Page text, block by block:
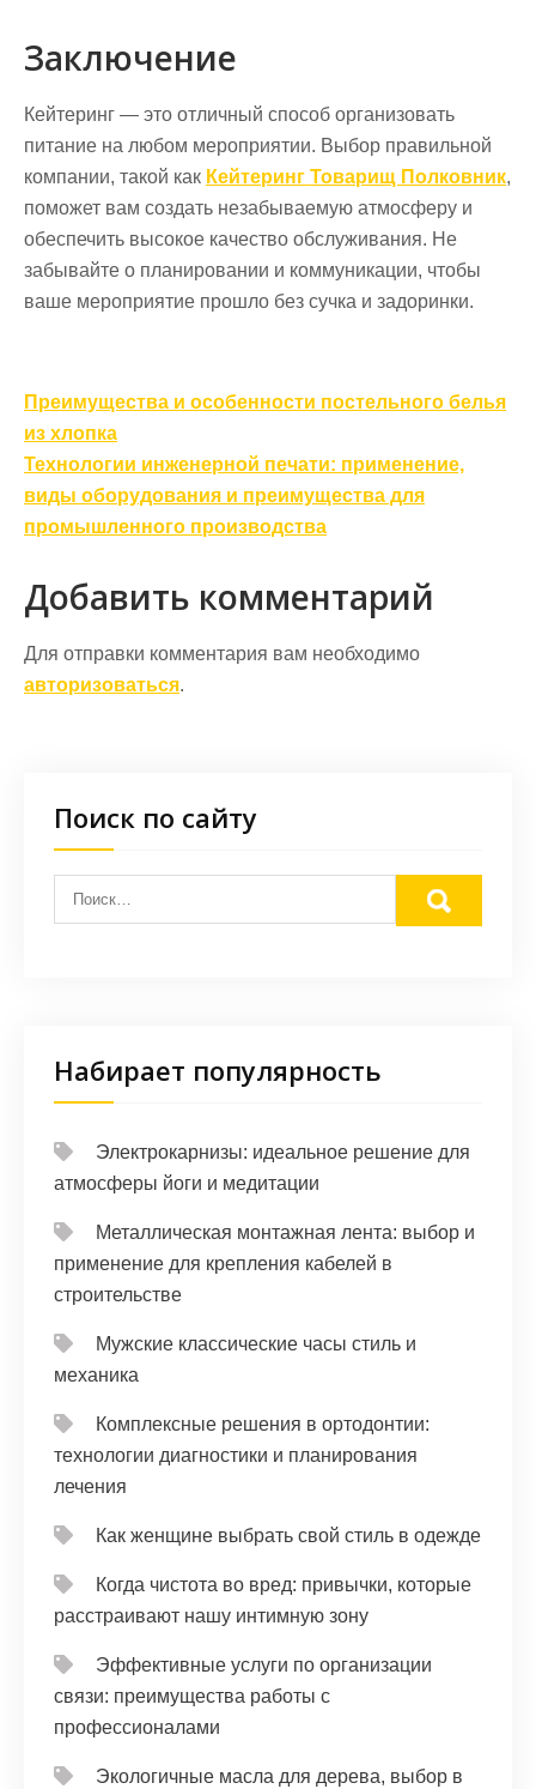
Заключение
Кейтеринг — это отличный способ организовать
питание на любом мероприятии. Выбор правильной
компании, такой как Кейтеринг Товарищ Полковник,
поможет вам создать незабываемую атмосферу и
обеспечить высокое качество обслуживания. Не
забывайте о планировании и коммуникации, чтобы
ваше мероприятие прошло без сучка и задоринки.
Навигация
по
записям
Преимущества и особенности постельного белья
из хлопка
Технологии инженерной печати: применение,
виды оборудования и преимущества для
промышленного производства
Добавить комментарий
Для отправки комментария вам необходимо
авторизоваться.
Поиск по сайту
Набирает популярность
Электрокарнизы: идеальное решение для
атмосферы йоги и медитации
Металлическая монтажная лента: выбор и
применение для крепления кабелей в
строительстве
Мужские классические часы стиль и
механика
Комплексные решения в ортодонтии:
технологии диагностики и планирования
лечения
Как женщине выбрать свой стиль в одежде
Когда чистота во вред: привычки, которые
расстраивают нашу интимную зону
Эффективные услуги по организации
связи: преимущества работы с
профессионалами
Экологичные масла для дерева, выбор в